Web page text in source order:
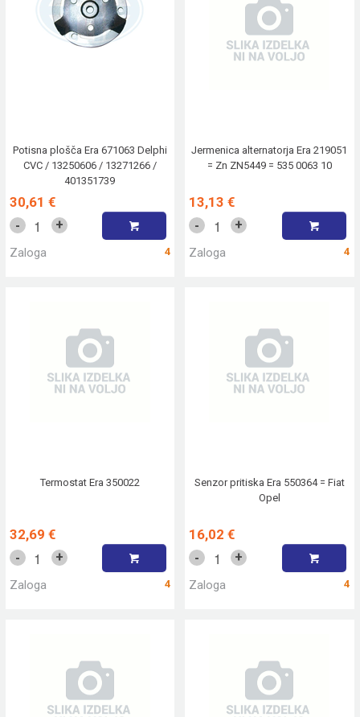
Potisna plošča Era 671063 Delphi
CVC / 13250606 / 13271266 /
401351739
30,61 €
- +
Zaloga 4
Jermenica alternatorja Era 219051
= Zn ZN5449 = 535 0063 10
13,13 €
- +
Zaloga 4
Termostat Era 350022
32,69 €
- +
Zaloga 4
Senzor pritiska Era 550364 = Fiat
Opel
16,02 €
- +
Zaloga 4